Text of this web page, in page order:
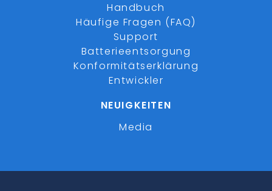
Handbuch
Häufige Fragen (FAQ)
Support
Batterieentsorgung
Konformitätserklärung
Entwickler
NEUIGKEITEN
Media